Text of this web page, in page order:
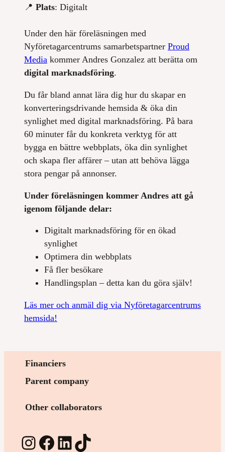
📍 Plats: Digitalt
Under den här föreläsningen med
Nyföretagarcentrums samarbetspartner Proud
Media kommer Andres Gonzalez att berätta om
digital marknadsföring.
Du får bland annat lära dig hur du skapar en
konverteringsdrivande hemsida & öka din
synlighet med digital marknadsföring. På bara
60 minuter får du konkreta verktyg för att
bygga en bättre webbplats, öka din synlighet
och skapa fler affärer – utan att behöva lägga
stora pengar på annonser.
Under föreläsningen kommer Andres att gå
igenom följande delar:
Digitalt marknadsföring för en ökad
synlighet
Optimera din webbplats
Få fler besökare
Handlingsplan – detta kan du göra själv!
Läs mer och anmäl dig via Nyföretagarcentrums
hemsida!
Financiers
Parent company
Other collaborators
Instagram
Facebook
LinkedIn
TikTok